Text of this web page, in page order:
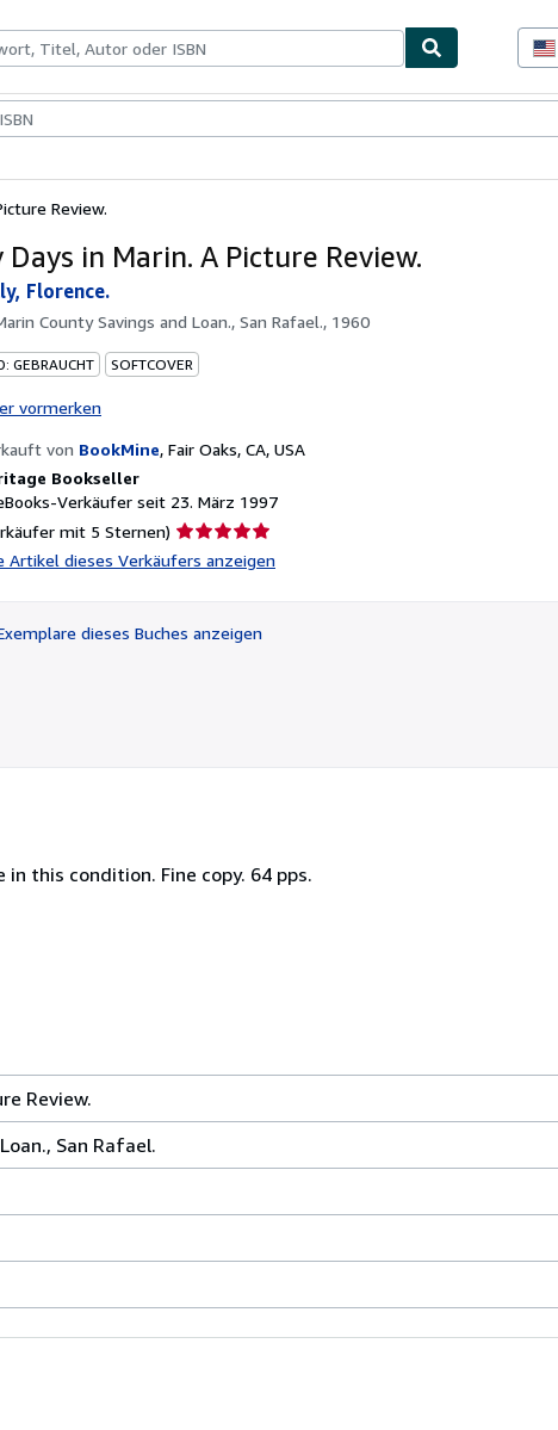
Review.
Days in Marin. A Picture Review.
Florence.
County Savings and Loan., San Rafael., 1960
GEBRAUCHT SOFTCOVER
vormerken
von BookMine, Fair Oaks, CA, USA
Bookseller
Verkäufer seit 23. März 1997
mit 5 Sternen) Verkäuferbewertung
5
Sternen
Artikel dieses Verkäufers anzeigen
dieses Buches anzeigen
this condition. Fine copy. 64 pps.
Review.
San Rafael.